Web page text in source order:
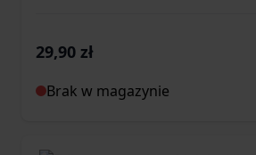
29,90 zł
Brak w magazynie